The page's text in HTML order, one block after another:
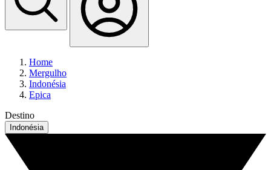
Home
Mergulho
Indonésia
Epica
Destino
Indonésia